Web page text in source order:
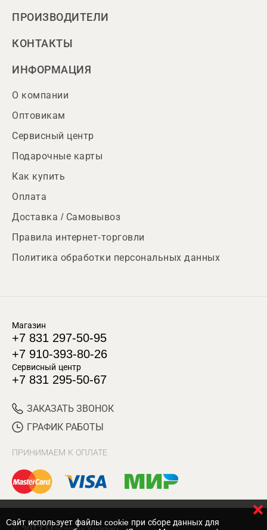
ПРОИЗВОДИТЕЛИ
КОНТАКТЫ
ИНФОРМАЦИЯ
О компании
Оптовикам
Сервисный центр
Подарочные карты
Как купить
Оплата
Доставка / Самовывоз
Правила интернет-торговли
Политика обработки персональных данных
Магазин
+7 831 297-50-95
+7 910-393-80-26
Сервисный центр
+7 831 295-50-67
ЗАКАЗАТЬ ЗВОНОК
ГРАФИК РАБОТЫ
ПРИНИМАЕМ К ОПЛАТЕ
Cайт использует файлы cookie при сборе данных для